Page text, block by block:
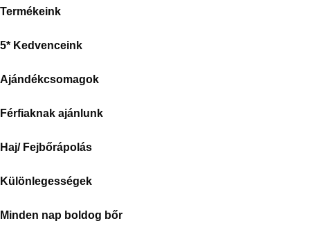
Termékeink
5* Kedvenceink
Ajándékcsomagok
Férfiaknak ajánlunk
Haj/ Fejbőrápolás
Különlegességek
Minden nap boldog bőr